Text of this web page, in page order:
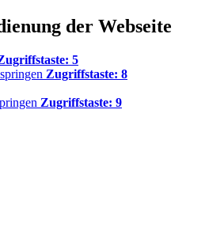
der Webseite
5
Zugriffstaste: 8
Zugriffstaste: 9